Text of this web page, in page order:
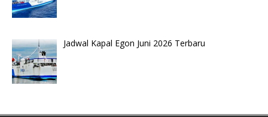
Jadwal Kapal Egon Juni 2026 Terbaru